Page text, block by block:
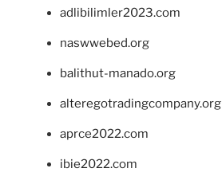
adlibilimler2023.com
naswwebed.org
balithut-manado.org
alteregotradingcompany.org
aprce2022.com
ibie2022.com